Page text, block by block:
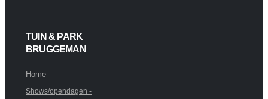
TUIN & PARK
BRUGGEMAN
Home
Shows/opendagen -